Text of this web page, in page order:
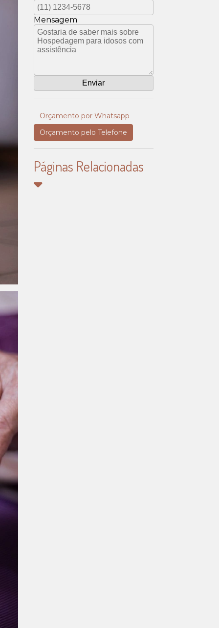
Mensagem
Orçamento por Whatsapp
Orçamento pelo Telefone
Páginas Relacionadas